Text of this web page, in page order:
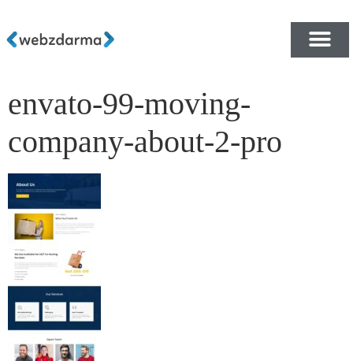
envato-99-moving-
company-about-2-pro